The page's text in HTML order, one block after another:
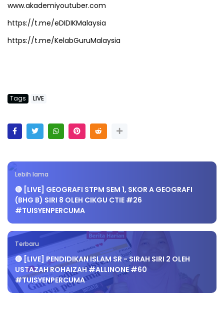
www.akademiyoutuber.com
https://t.me/eDIDIKMalaysia
https://t.me/KelabGuruMalaysia
Tags LIVE
Lebih lama
🔴 [LIVE] GEOGRAFI STPM SEM 1, SKOR A GEOGRAFI
(BHG B) SIRI 8 OLEH CIKGU CTIE #26
#TUISYENPERCUMA
Terbaru
🔴 [LIVE] PENDIDIKAN ISLAM SR - SIRAH SIRI 2 OLEH
USTAZAH ROHAIZAH #ALLINONE #60
#TUISYENPERCUMA